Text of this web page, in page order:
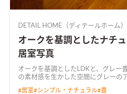
DETAIL HOME（ディテールホーム）
オークを基調としたナチ
居室写真
オークを基調としたLDKと、グレー畳
の素材感を生かした空間にグレーの
#居室#シンプル・ナチュラル#畳